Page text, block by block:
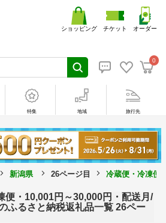
0
ショッピング チケット オーダー
特集 地域 旅行先
新潟県 26ページ目 冷蔵便・冷凍便
便・10,001円～30,000円・配送月/
ふるさと納税返礼品一覧 26ペー